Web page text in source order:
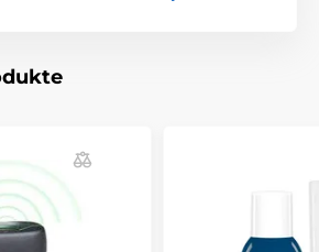
Griff und die angenehme
machen